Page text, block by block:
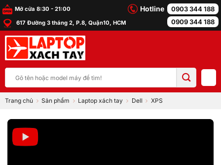
Bỏ
qua
nội
dung
Mở cửa 8:30 - 21:00
617 Đường 3 tháng 2, P.8, Quận10, HCM
Hotline
0903 344 188
0909 344 188
kiếm:
Trang chủ Sản phẩm Laptop xách tay Dell XPS